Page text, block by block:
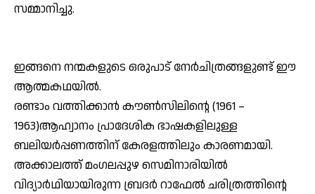
സമ്മാനിച്ചു.
ഇങ്ങനെ നന്മകളുടെ ഒരുപാട് നേര്‍ചിത്രങ്ങളുണ്ട് ഈ
ആത്മകഥയില്‍.
രണ്ടാം വത്തിക്കാന്‍ കൗണ്‍സിലിന്റെ (1961 –
1963)ആഹ്വാനം പ്രാദേശിക ഭാഷകളിലുള്ള
ബലിയര്‍പ്പണത്തിന് കേരളത്തിലും കാരണമായി.
അക്കാലത്ത് മംഗലപ്പുഴ സെമിനാരിയില്‍
വിദ്യാര്‍ഥിയായിരുന്ന ബ്രദര്‍ റാഫേല്‍ ചരിത്രത്തിന്റെ